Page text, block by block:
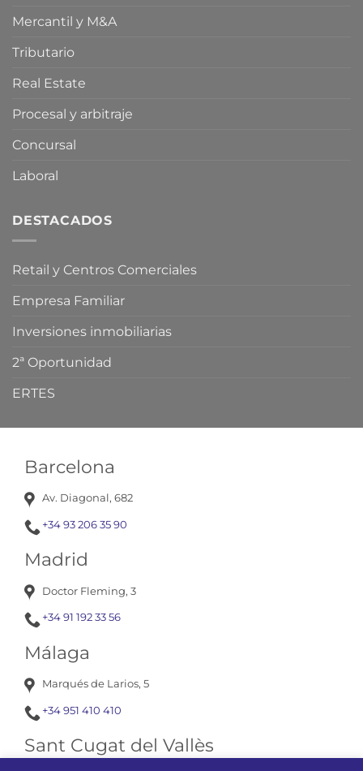
Barcelona
Av. Diagonal, 682
+34 93 206 35 90
Madrid
Doctor Fleming, 3
+34 91 192 33 56
Málaga
Marqués de Larios, 5
+34 951 410 410
Sant Cugat del Vallès
Mercantil y M&A
Tributario
Real Estate
Procesal y arbitraje
Concursal
Laboral
DESTACADOS
Retail y Centros Comerciales
Empresa Familiar
Inversiones inmobiliarias
2ª Oportunidad
ERTES